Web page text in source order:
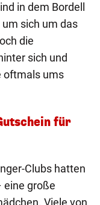
in dem Bordell
sich um das
die
sich und
oftmals ums
für
Clubs hatten
eine große
Viele von